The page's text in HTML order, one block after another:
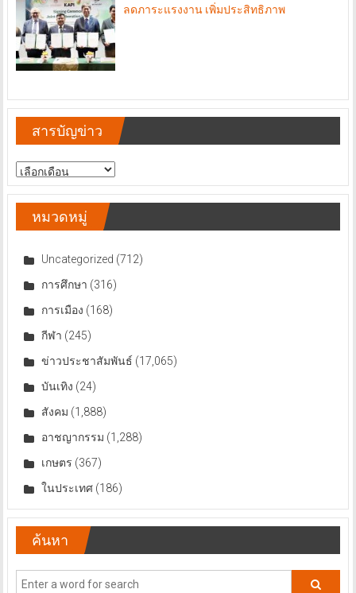
ลดภาระแรงงาน เพิ่มประสิทธิภาพ
สารบัญข่าว
สารบัญ
ข่าว
หมวดหมู่
Uncategorized (712)
การศึกษา (316)
การเมือง (168)
กีฬา (245)
ข่าวประชาสัมพันธ์ (17,065)
บันเทิง (24)
สังคม (1,888)
อาชญากรรม (1,288)
เกษตร (367)
ในประเทศ(186)
ค้นหา